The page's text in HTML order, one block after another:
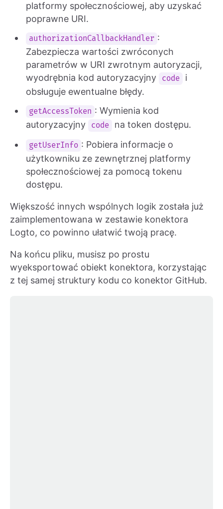
platformy społecznościowej, aby uzyskać
poprawne URI.
authorizationCallbackHandler :
Zabezpiecza wartości zwróconych
parametrów w URI zwrotnym autoryzacji,
wyodrębnia kod autoryzacyjny
code
i
obsługuje ewentualne błędy.
getAccessToken : Wymienia kod
autoryzacyjny
code na token dostępu.
getUserInfo : Pobiera informacje o
użytkowniku ze zewnętrznej platformy
społecznościowej za pomocą tokenu
dostępu.
Większość innych wspólnych logik została już
zaimplementowana w zestawie konektora
Logto, co powinno ułatwić twoją pracę.
Na końcu pliku, musisz po prostu
wyeksportować obiekt konektora, korzystając
z tej samej struktury kodu co konektor GitHub.